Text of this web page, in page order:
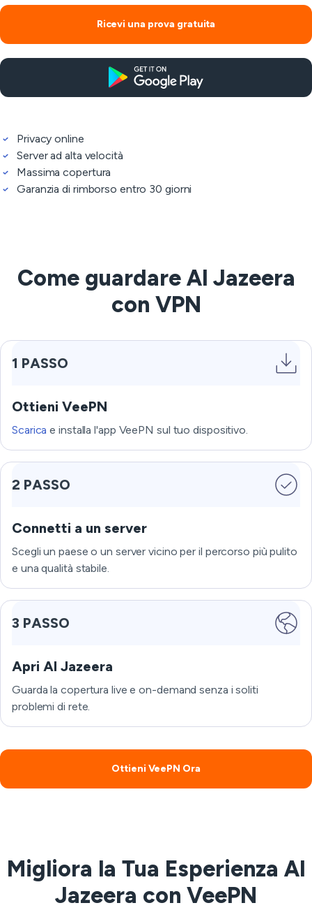
Ricevi una prova gratuita
Privacy online
Server ad alta velocità
Massima copertura
Garanzia di rimborso entro 30 giorni
Come guardare Al Jazeera
con VPN
1 PASSO
Ottieni VeePN
Scarica e installa l'app VeePN sul tuo dispositivo.
2 PASSO
Connetti a un server
Scegli un paese o un server vicino per il percorso più pulito
e una qualità stabile.
3 PASSO
Apri Al Jazeera
Guarda la copertura live e on-demand senza i soliti
problemi di rete.
Ottieni VeePN Ora
Migliora la Tua Esperienza Al
Jazeera con VeePN